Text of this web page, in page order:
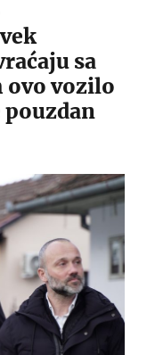
sa
ovo vozilo
pouzdan